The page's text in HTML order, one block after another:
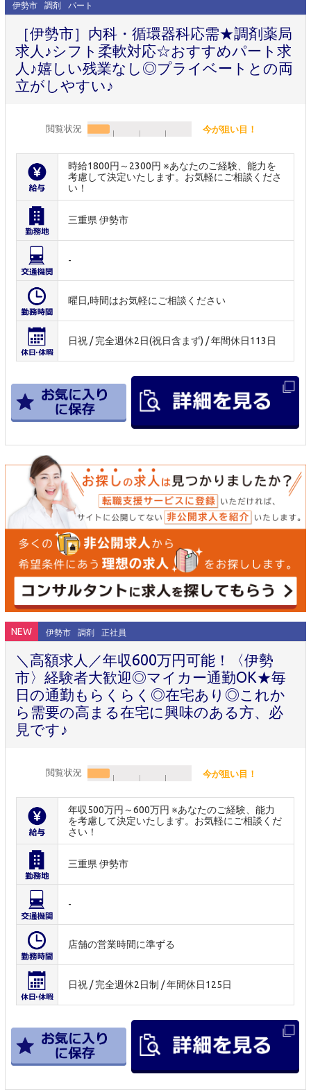
伊勢市 調剤 パート
［伊勢市］内科・循環器科応需★調剤薬局
求人♪シフト柔軟対応☆おすすめパート求
人♪嬉しい残業なし◎プライベートとの両
立がしやすい♪
閲覧状況 今が狙い目！
時給1800円～2300円 ※あなたのご経験、能力を
考慮して決定いたします。お気軽にご相談くださ
い！
三重県 伊勢市
-
曜日,時間はお気軽にご相談ください
日祝 / 完全週休2日(祝日含まず) / 年間休日113日
NEW 伊勢市 調剤 正社員
＼高額求人／年収600万円可能！〈伊勢
市〉経験者大歓迎◎マイカー通勤OK★毎
日の通勤もらくらく◎在宅あり◎これか
ら需要の高まる在宅に興味のある方、必
見です♪
閲覧状況 今が狙い目！
年収500万円～600万円 ※あなたのご経験、能力
を考慮して決定いたします。お気軽にご相談くだ
さい！
三重県 伊勢市
-
店舗の営業時間に準ずる
日祝 / 完全週休2日制 / 年間休日125日